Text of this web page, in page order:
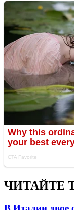
ЧИТАЙТЕ